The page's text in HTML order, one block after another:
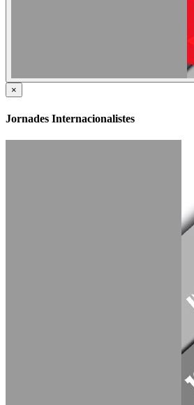
×
Jornades Internacionalistes